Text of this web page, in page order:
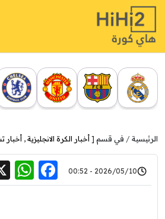
الرئيسية في قسم [ أخبار الكرة الانجليزية , أخبار
2026/05/10 - 00:52